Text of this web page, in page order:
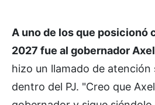
A uno de los que posicionó
2027 fue al gobernador
hizo un llamado de atención
dentro del PJ. "Creo que